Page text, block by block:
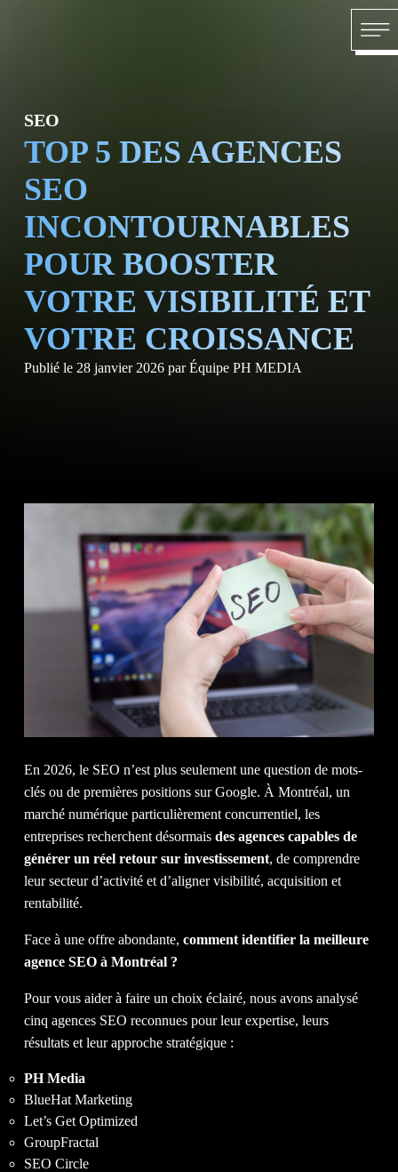
À
SEO
TOP 5 DES AGENCES
SEO
INCONTOURNABLES
POUR BOOSTER
VOTRE VISIBILITÉ ET
VOTRE CROISSANCE
Publié le 28 janvier 2026 par Équipe PH MEDIA
En 2026, le SEO n’est plus seulement une question de mots-
clés ou de premières positions sur Google. À Montréal, un
marché numérique particulièrement concurrentiel, les
entreprises recherchent désormais des agences capables de
générer un réel retour sur investissement, de comprendre
leur secteur d’activité et d’aligner visibilité, acquisition et
rentabilité.
Face à une offre abondante, comment identifier la meilleure
agence SEO à Montréal ?
Pour vous aider à faire un choix éclairé, nous avons analysé
cinq agences SEO reconnues pour leur expertise, leurs
résultats et leur approche stratégique :
PH Media
BlueHat Marketing
Let’s Get Optimized
GroupFractal
SEO Circle